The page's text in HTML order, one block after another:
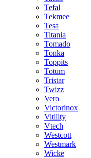
Tefal
Tekmee
Tesa
Titania
Tomado
Tonka
Toppits
Totum
Tristar
Twizz
Vero
Victorinox
Vitility
Vtech
Westcott
Westmark
Wicke